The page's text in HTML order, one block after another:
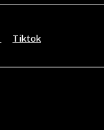
Tiktok